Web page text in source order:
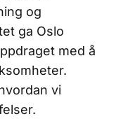
og
ga Oslo
med å
vi